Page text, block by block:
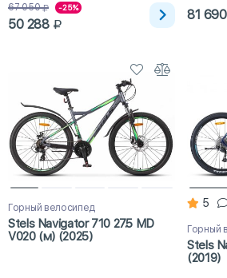
67 050 -25%
50 288
81 690
Горный велосипед
Stels Navigator 710 27.5 MD
V020 (м) (2025)
5
Горный
Stels
(2019)